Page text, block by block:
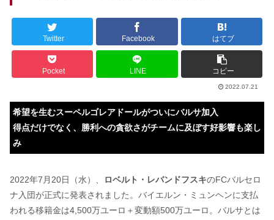
Twitter Facebook はてブ
Pocket LINE コピー
2022.07.21
希望を生むスーペルゴレアドールがついにバルサ加入
得点だけでなく、勝利への貪欲さがチームに及ぼす好影響も楽し
み
2022年7月20日（水）、 ロベルト・レバンドフスキのFCバルセロ
ナ入団が正式に発表されました。バイエルン・ミュンヘンに支払
われる移籍金は4,500万ユーロ＋変動額500万ユーロ。バルサとは